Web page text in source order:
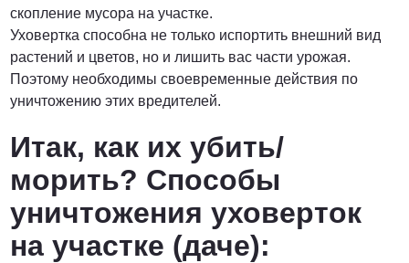
скопление мусора на участке.
Уховертка способна не только испортить внешний вид
растений и цветов, но и лишить вас части урожая.
Поэтому необходимы своевременные действия по
уничтожению этих вредителей.
Итак, как их убить/
морить? Способы
уничтожения уховерток
на участке (даче):